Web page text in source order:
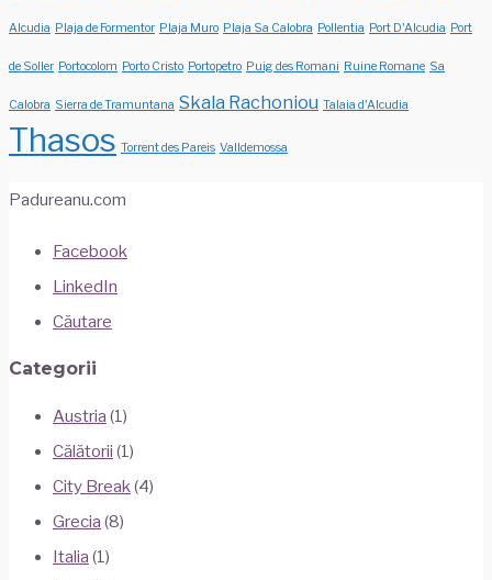
Alcudia Plaja de Formentor Plaja Muro Plaja Sa Calobra Pollentia Port D'Alcudia Port
de Soller Portocolom Porto Cristo Portopetro Puig des Romani Ruine Romane Sa
Calobra Sierra de Tramuntana Skala Rachoniou Talaia d'Alcudia
Thasos Torrent des Pareis Valldemossa
Padureanu.com
Facebook
LinkedIn
Căutare
Categorii
Austria (1)
Călătorii (1)
City Break(4)
Grecia (8)
Italia (1)